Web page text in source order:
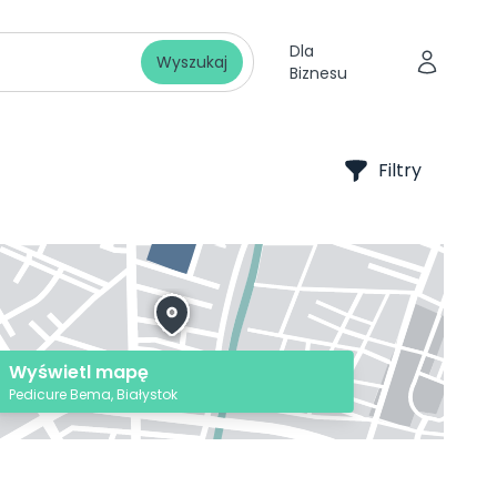
Wyszukaj
Dla
Biznesu
Filtry
Wyświetl mapę
Pedicure Bema, Białystok